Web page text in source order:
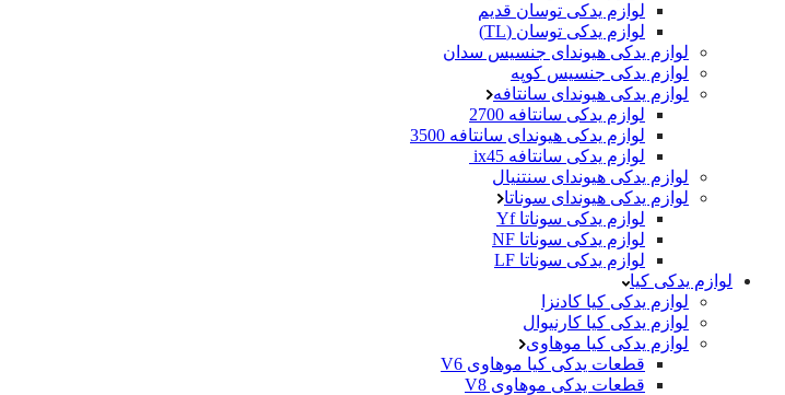
لوازم یدکی توسان قدیم
لوازم یدکی توسان (TL)
لوازم یدکی هیوندای جنسیس سدان
لوازم یدکی جنسیس کوپه
لوازم یدکی هیوندای سانتافه
لوازم یدکی سانتافه 2700
لوازم یدکی هیوندای سانتافه 3500
لوازم یدکی سانتافه ix45
لوازم یدکی هیوندای سنتنیال
لوازم یدکی هیوندای سوناتا
لوازم یدکی سوناتا Yf
لوازم یدکی سوناتا NF
لوازم یدکی سوناتا LF
لوازم یدکی کیا
لوازم یدکی کیا کادنزا
لوازم یدکی کیا کارنیوال
لوازم یدکی کیا موهاوی
قطعات یدکی کیا موهاوی V6
قطعات یدکی موهاوی V8